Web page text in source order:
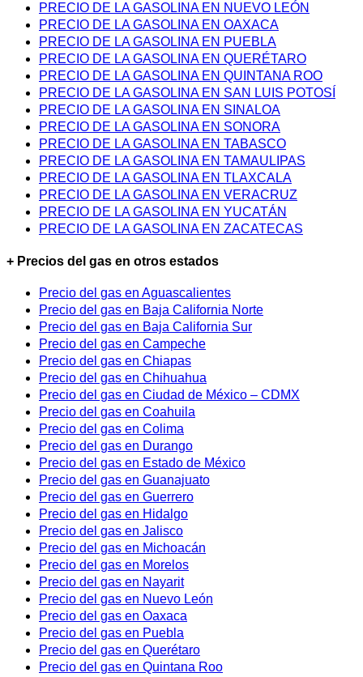
PRECIO DE LA GASOLINA EN NUEVO LEÓN
PRECIO DE LA GASOLINA EN OAXACA
PRECIO DE LA GASOLINA EN PUEBLA
PRECIO DE LA GASOLINA EN QUERÉTARO
PRECIO DE LA GASOLINA EN QUINTANA ROO
PRECIO DE LA GASOLINA EN SAN LUIS POTOSÍ
PRECIO DE LA GASOLINA EN SINALOA
PRECIO DE LA GASOLINA EN SONORA
PRECIO DE LA GASOLINA EN TABASCO
PRECIO DE LA GASOLINA EN TAMAULIPAS
PRECIO DE LA GASOLINA EN TLAXCALA
PRECIO DE LA GASOLINA EN VERACRUZ
PRECIO DE LA GASOLINA EN YUCATÁN
PRECIO DE LA GASOLINA EN ZACATECAS
+ Precios del gas en otros estados
Precio del gas en Aguascalientes
Precio del gas en Baja California Norte
Precio del gas en Baja California Sur
Precio del gas en Campeche
Precio del gas en Chiapas
Precio del gas en Chihuahua
Precio del gas en Ciudad de México – CDMX
Precio del gas en Coahuila
Precio del gas en Colima
Precio del gas en Durango
Precio del gas en Estado de México
Precio del gas en Guanajuato
Precio del gas en Guerrero
Precio del gas en Hidalgo
Precio del gas en Jalisco
Precio del gas en Michoacán
Precio del gas en Morelos
Precio del gas en Nayarit
Precio del gas en Nuevo León
Precio del gas en Oaxaca
Precio del gas en Puebla
Precio del gas en Querétaro
Precio del gas en Quintana Roo